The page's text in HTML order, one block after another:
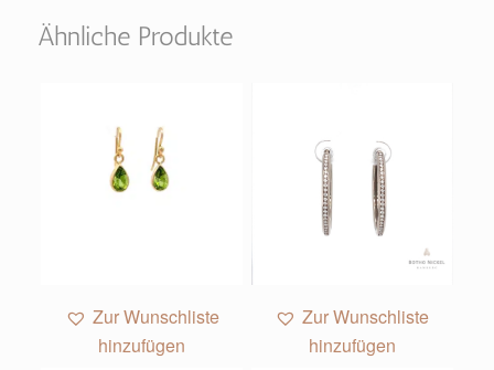
Ähnliche Produkte
Zur Wunschliste
hinzufügen
Zur Wunschliste
hinzufügen